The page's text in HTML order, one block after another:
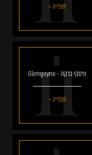
לצפייה >
וויסקי בדקה - Glengoyne
לצפייה >